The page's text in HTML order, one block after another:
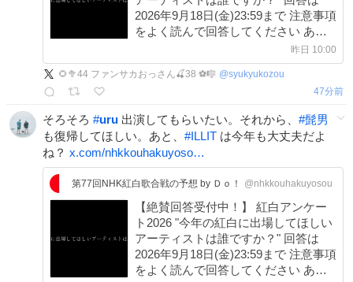
2026年9月18日(金)23:59まで 注意事項
をよく読んで回答してください あな
#紅白アンケート2026 #拡散希望 回答
はコチラ↓
昨日 10:00
🌻🥦44 ファンサカおっさん🍒38 ⚽🎼 @syukyukozou
47分前
そろそろ #uru 出演してもらいたい。それから、 #髭男
も復帰してほしい。あと、 #ILLIT は今年も大丈夫だよ
ね？ x.com/nhkkouhakuyoso…
第77回NHK紅白歌合戦の予想 by Ｄｏ！ @nhkkouhakuyosou
【絶賛回答受付中！】 紅白アンケー
ト2026 "今年の紅白に出場してほしい
アーティストは誰ですか？" 回答は
2026年9月18日(金)23:59まで 注意事項
をよく読んで回答してください あな